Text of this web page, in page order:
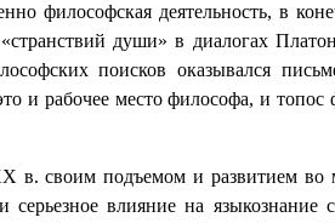
философская деятельность, в
души» в диалогах
поисков оказывался
и рабочее место философа, и топос
в. своим подъемом и развитием во
серьезное влияние на